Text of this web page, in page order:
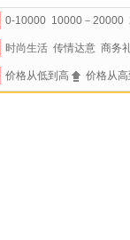
0-10000 10000－20000
时尚生活 传情达意 商务
价格从低到高 价格从